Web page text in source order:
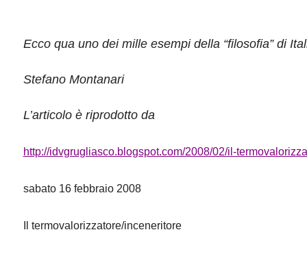
Ecco qua uno dei mille esempi della “filosofia” di
Stefano Montanari
L’articolo è riprodotto da
http://idvgrugliasco.blogspot.com/2008/02/il-
sabato 16 febbraio 2008
Il termovalorizzatore/inceneritore